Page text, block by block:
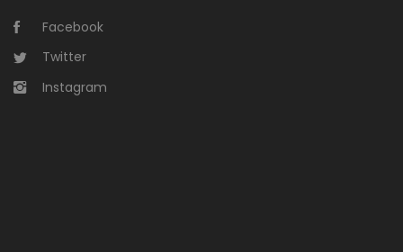
Facebook
Twitter
Instagram